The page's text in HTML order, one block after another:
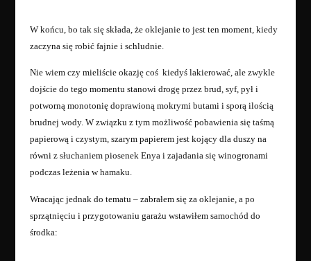
W końcu, bo tak się składa, że oklejanie to jest ten moment, kiedy
zaczyna się robić fajnie i schludnie.
Nie wiem czy mieliście okazję coś kiedyś lakierować, ale zwykle
dojście do tego momentu stanowi drogę przez brud, syf, pył i
potworną monotonię doprawioną mokrymi butami i sporą ilością
brudnej wody. W związku z tym możliwość pobawienia się taśmą
papierową i czystym, szarym papierem jest kojący dla duszy na
równi z słuchaniem piosenek Enya i zajadania się winogronami
podczas leżenia w hamaku.
Wracając jednak do tematu – zabrałem się za oklejanie, a po
sprzątnięciu i przygotowaniu garażu wstawiłem samochód do
środka: